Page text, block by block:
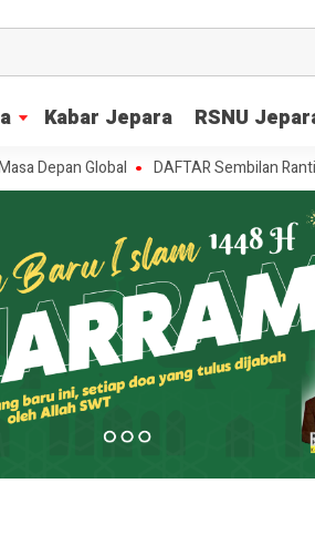
Kabar Jepara RSNU
Global DAFTAR Sembilan Ranting NU